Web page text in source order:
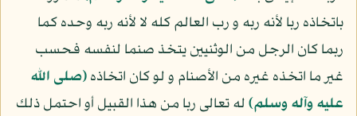
باتخاذه ربا لأنه ربه و رب العالم كله لا لأنه ربه وحده كما
ربما كان الرجل من الوثنيين يتخذ صنما لنفسه فحسب
غير ما اتخذه غيره من الأصنام و لو كان اتخاذه(صلى الله
عليه وآله وسلم)له تعالى ربا من هذا القبيل أو احتمل ذلك